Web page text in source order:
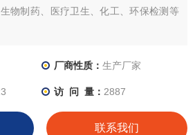
物制药、医疗卫生、化工、环保检测等
厂商性质： 生产厂家
访 问 量： 2887
联系我们